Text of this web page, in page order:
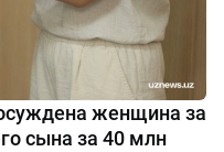
женщина за
сына за 40 млн